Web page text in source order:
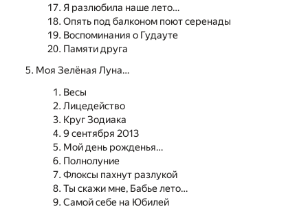
Я разлюбила наше лето…
Опять под балконом поют серенады
Воспоминания о Гудауте
Памяти друга
Моя Зелёная Луна…
Весы
Лицедейство
Круг Зодиака
9 сентября 2013
Мой день рожденья…
Полнолуние
Флоксы пахнут разлукой
Ты скажи мне, Бабье лето…
Самой себе на Юбилей